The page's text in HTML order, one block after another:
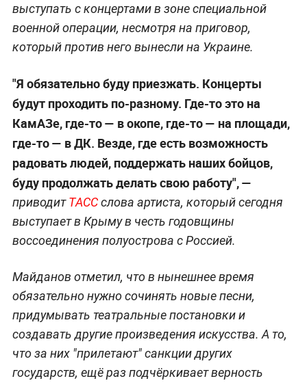
выступать с концертами в зоне специальной
военной операции, несмотря на приговор,
который против него вынесли на Украине.
"Я обязательно буду приезжать. Концерты
будут проходить по-разному. Где-то это на
КамАЗе, где-то — в окопе, где-то — на площади,
где-то — в ДК. Везде, где есть возможность
радовать людей, поддержать наших бойцов,
буду продолжать делать свою работу", —
приводитТАССслова артиста, который сегодня
выступает в Крыму в честь годовщины
воссоединения полуострова с Россией.
Майданов отметил, что в нынешнее время
обязательно нужно сочинять новые песни,
придумывать театральные постановки и
создавать другие произведения искусства. А то,
что за них "прилетают" санкции других
государств, ещё раз подчёркивает верность